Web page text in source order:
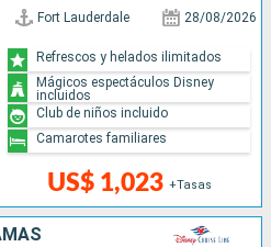
Fort Lauderdale 28/08/2026
US$ 1,023 +Tasas
Refrescos y helados ilimitados
Mágicos espectáculos Disney
incluidos
Club de niños incluido
Camarotes familiares